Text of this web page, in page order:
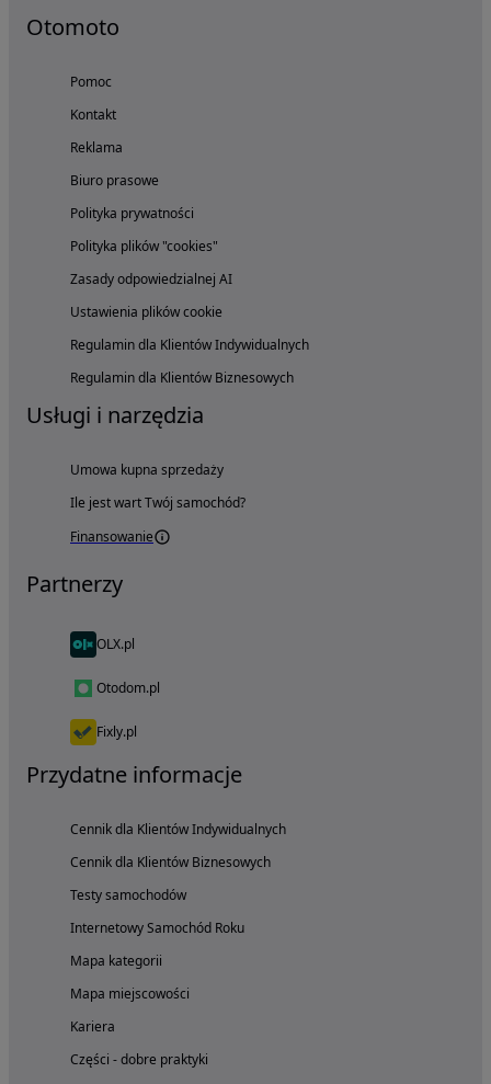
Otomoto
Pomoc
Kontakt
Reklama
Biuro prasowe
Polityka prywatności
Polityka plików "cookies"
Zasady odpowiedzialnej AI
Ustawienia plików cookie
Regulamin dla Klientów Indywidualnych
Regulamin dla Klientów Biznesowych
Usługi i narzędzia
Umowa kupna sprzedaży
Ile jest wart Twój samochód?
Finansowanie
Partnerzy
OLX.pl
Otodom.pl
Fixly.pl
Przydatne informacje
Cennik dla Klientów Indywidualnych
Cennik dla Klientów Biznesowych
Testy samochodów
Internetowy Samochód Roku
Mapa kategorii
Mapa miejscowości
Kariera
Części - dobre praktyki